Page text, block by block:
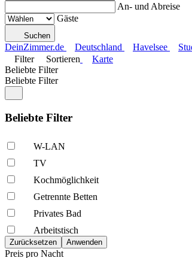
An- und Abreise
Gäste
Suchen
DeinZimmer.de Deutschland Havelsee
Filter
Sortieren
Karte
Beliebte Filter
Beliebte Filter
Beliebte Filter
W-LAN
TV
Kochmöglich­keit
Getrennte Betten
Privates Bad
Arbeitstisch
Preis pro Nacht